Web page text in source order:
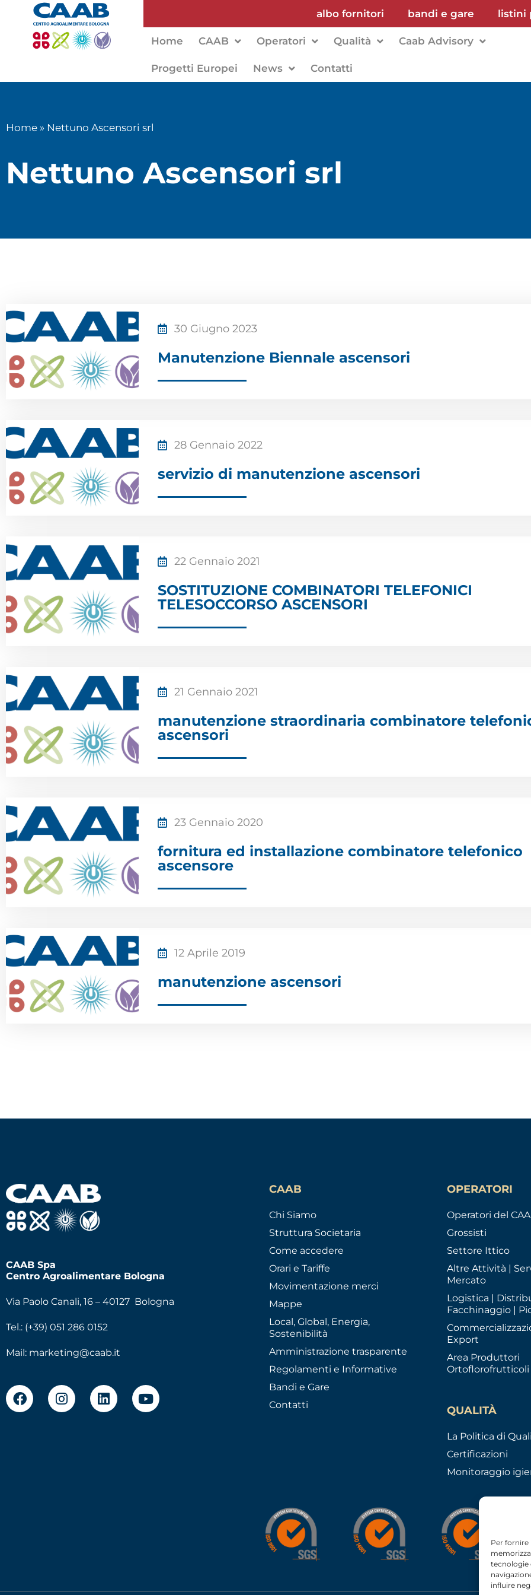
Per fornire
tecnologie
influire
albo fornitori bandi e gare listini
Home CAAB Operatori Qualità Caab Advisory
Progetti Europei News Contatti
Home » Nettuno Ascensori srl
Nettuno Ascensori srl
30 Giugno 2023
Manutenzione Biennale ascensori
28 Gennaio 2022
servizio di manutenzione ascensori
22 Gennaio 2021
SOSTITUZIONE COMBINATORI TELEFONICI
TELESOCCORSO ASCENSORI
21 Gennaio 2021
manutenzione straordinaria combinatore
ascensori
23 Gennaio 2020
fornitura ed installazione combinatore telefonico
ascensore
12 Aprile 2019
manutenzione ascensori
CAAB Spa
Centro Agroalimentare Bologna
Via Paolo Canali, 16 – 40127 Bologna
Tel.: (+39) 051 286 0152
Mail: marketing@caab.it
CAAB
Chi Siamo
Struttura Societaria
Come accedere
Orari e Tariffe
Movimentazione merci
Mappe
Local, Global, Energia,
Sostenibilità
Amministrazione trasparente
Regolamenti e Informative
Bandi e Gare
Contatti
OPERATORI
Operatori del
Grossisti
Settore Ittico
Altre Attività |
Mercato
Logistica |
Facchinaggio |
Export
Area Produttori
Ortoflorofrutticoli
QUALITÀ
La Politica di
Certificazioni
Monitoraggio